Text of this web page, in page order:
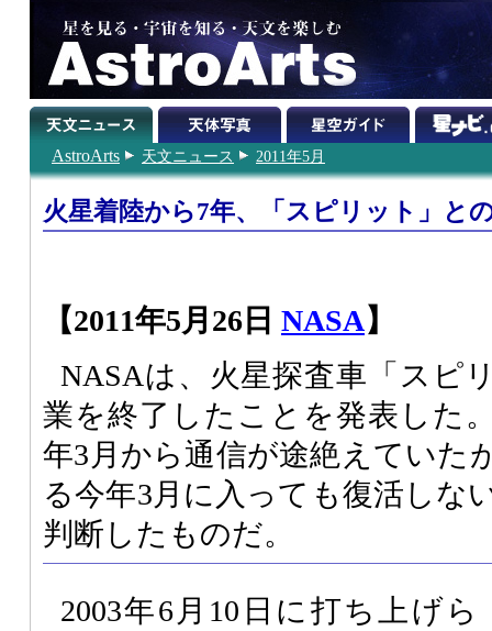
AstroArts 天文ニュース 2011年5月
火星着陸から7年、「スピリット」と
【2011年5月26日 NASA】
NASAは、火星探査車「スピ
業を終了したことを発表した
年3月から通信が途絶えていた
る今年3月に入っても復活しな
判断したものだ。
2003年6月10日に打ち上げら